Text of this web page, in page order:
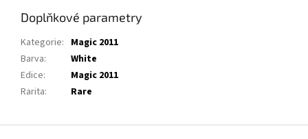
Doplňkové parametry
Kategorie: Magic 2011
Barva:
White
Edice:
Magic 2011
Rarita: Rare